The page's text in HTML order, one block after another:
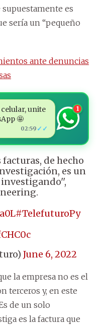
es
sería un “pequeño
ante denuncias
unite
🤩
02:59 ✓✓
1
de hecho
es un
investigando'',
#TelefuturoPy
June 6, 2022
la empresa no es el
terceros y, en este
de un solo
es la factura que